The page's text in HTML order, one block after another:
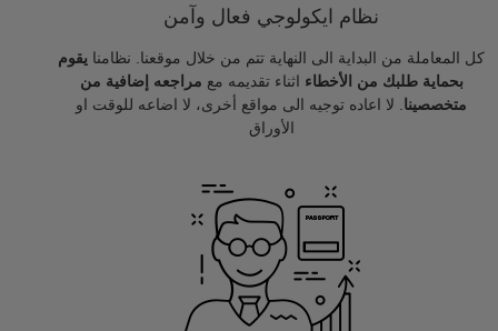
نظام ايكولوجي فعال وآمن
كل المعاملة من البداية الى النهاية تتم من خلال موقعنا. نظامنا يقوم
بحماية طلبك من الأخطاء اثناء تقديمه مع مراجعه إضافية من
متخصصينا . لا اعاده توجيه الى مواقع أخرى، لا اضاعه للوقت او
الأوراق